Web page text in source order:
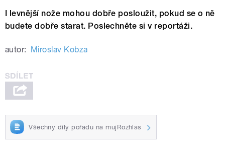
I levnější nože mohou dobře posloužit, pokud se o ně
budete dobře starat. Poslechněte si v reportáži.
autor: Miroslav Kobza
Všechny díly pořadu na mujRozhlas